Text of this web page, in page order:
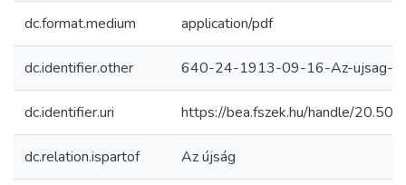
dc.format.medium application/pdf
dc.identifier.other 640-24-1913-09-16-Az-ujsag-
dc.identifier.uri https://bea.fszek.hu/handle/
dc.relation.ispartof Az újság